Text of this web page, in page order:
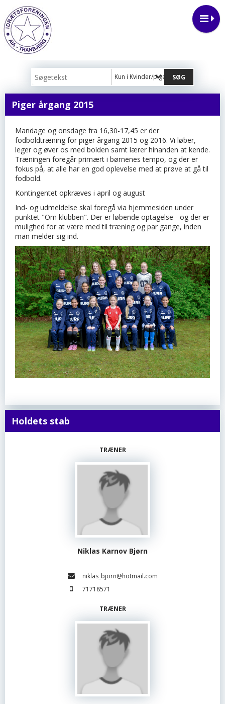
Kun i Kvinder/piger
Piger årgang 2015
Mandage og onsdage fra 16,30-17,45 er der
fodboldtræning for piger årgang 2015 og 2016. Vi løber,
leger og øver os med bolden samt lærer hinanden at kende.
Træningen foregår primært i børnenes tempo, og der er
fokus på, at alle har en god oplevelse med at prøve at gå til
fodbold.
Kontingentet opkræves i april og august
Ind- og udmeldelse skal foregå via hjemmesiden under
punktet "Om klubben". Der er løbende optagelse - og der er
mulighed for at være med til træning og par gange, inden
man melder sig ind.
Holdets stab
TRÆNER
Niklas Karnov Bjørn
niklas_bjorn@hotmail.com
71718571
TRÆNER